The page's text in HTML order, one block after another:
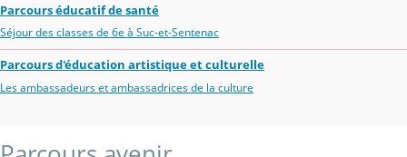
Parcours éducatif de santé
Séjour des classes de 6e à Suc-et-Sentenac
Parcours d'éducation artistique et culturelle
Les ambassadeurs et ambassadrices de la culture